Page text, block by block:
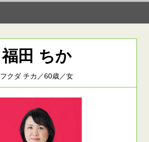
福田 ちか
フクダ チカ／60歳／女